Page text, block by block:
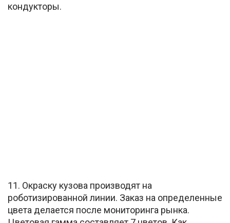
кондукторы.
11. Окраску кузова производят на
роботизированной линии. Заказ на определенные
цвета делается после мониторинга рынка.